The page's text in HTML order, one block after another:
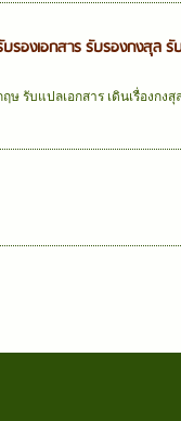
รองเอกสาร รับรองกงสุล
รับแปลเอกสาร เดินเรื่องกงสุ